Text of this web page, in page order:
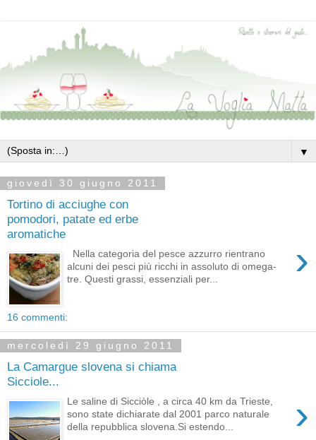
▼
giovedì 30 giugno 2011
Tortino di acciughe con
pomodori, patate ed erbe
aromatiche
›
Nella categoria del pesce azzurro rientrano
alcuni dei pesci più ricchi in assoluto di omega-
tre. Questi grassi, essenziali per...
16 commenti:
mercoledì 29 giugno 2011
La Camargue slovena si chiama
Sicciole...
›
Le saline di Sicciòle , a circa 40 km da Trieste,
sono state dichiarate dal 2001 parco naturale
della repubblica slovena.Si estendo...